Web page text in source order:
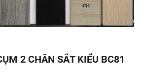
2 CHÂN SẮT KIỂU BC81